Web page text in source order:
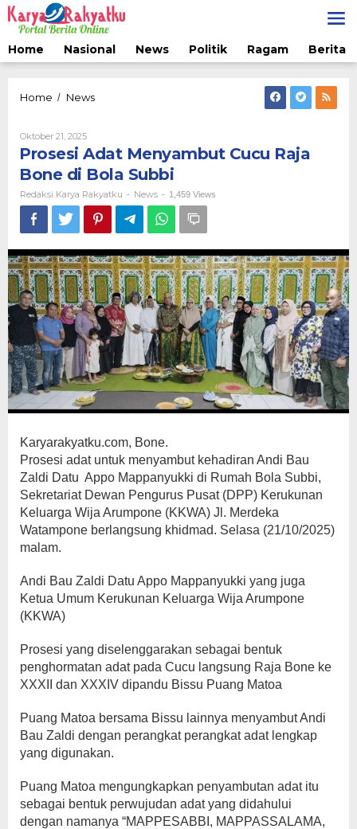
Lewati
ke
konten
Home
Nasional News Politik Ragam Berita
Home / NewsProsesi
Raja
Bone
di
Bola
Subbi
Oktober 21, 2025Oleh
Redaksi
Karya
Rakyatku
Prosesi Adat Menyambut Cucu Raja
Bone di Bola Subbi
Redaksi Karya Rakyatku - News - 1,459 Views
Karyarakyatku.com, Bone.
Prosesi adat untuk menyambut kehadiran Andi Bau
Zaldi Datu Appo Mappanyukki di Rumah Bola Subbi,
Sekretariat Dewan Pengurus Pusat (DPP) Kerukunan
Keluarga Wija Arumpone (KKWA) Jl. Merdeka
Watampone berlangsung khidmad. Selasa (21/10/2025)
malam.
Andi Bau Zaldi Datu Appo Mappanyukki yang juga
Ketua Umum Kerukunan Keluarga Wija Arumpone
(KKWA)
Prosesi yang diselenggarakan sebagai bentuk
penghormatan adat pada Cucu langsung Raja Bone ke
XXXII dan XXXIV dipandu Bissu Puang Matoa
Puang Matoa bersama Bissu lainnya menyambut Andi
Bau Zaldi dengan perangkat perangkat adat lengkap
yang digunakan.
Puang Matoa mengungkapkan penyambutan adat itu
sebagai bentuk perwujudan adat yang didahului
dengan namanya “MAPPESABBI, MAPPASSALAMA,